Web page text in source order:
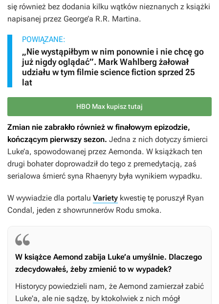
się również bez dodania kilku wątków nieznanych z książki
napisanej przez George’a R.R. Martina.
POWIĄZANE:
„Nie wystąpiłbym w nim ponownie i nie chcę go
już nigdy oglądać”. Mark Wahlberg żałował
udziału w tym filmie science fiction sprzed 25
lat
HBO Max kupisz tutaj
Zmian nie zabrakło również w finałowym epizodzie,
kończącym pierwszy sezon. Jedna z nich dotyczy śmierci
Luke’a, spowodowanej przez Aemonda. W książkach ten
drugi bohater doprowadził do tego z premedytacją, zaś
serialowa śmierć syna Rhaenyry była wynikiem wypadku.
W wywiadzie dla portalu Variety kwestię tę poruszył Ryan
Condal, jeden z showrunnerów Rodu smoka.
W książce Aemond zabija Luke’a umyślnie. Dlaczego
zdecydowałeś, żeby zmienić to w wypadek?
Historycy powiedzieli nam, że Aemond zamierzał zabić
Luke'a, ale nie sądzę, by ktokolwiek z nich mógł